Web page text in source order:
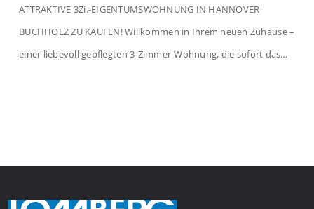
ATTRAKTIVE 3Zi.-EIGENTUMSWOHNUNG IN HANNOVER
BUCHHOLZ ZU KAUFEN! Willkommen in Ihrem neuen Zuhause –
einer liebevoll gepflegten 3-Zimmer-Wohnung, die sofort das